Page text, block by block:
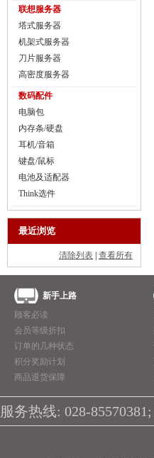
联想服务器
塔式服务器
机架式服务器
刀片服务器
高密度服务器
数码配件
电脑包
内存条/硬盘
耳机/音箱
键盘/鼠标
电池及适配器
Think选件
最近浏览
清除列表 查看所有
新手上路
顾客必读
会员等级折扣
订单的几种状态
积分奖励计划
商品退货保障
服务热线: 028-85570381;